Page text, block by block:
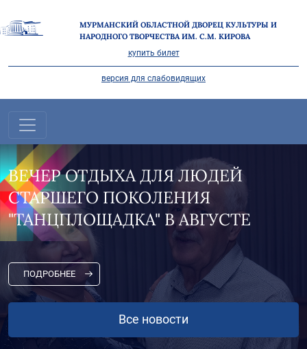
МУРМАНСКИЙ ОБЛАСТНОЙ ДВОРЕЦ КУЛЬТУРЫ И
НАРОДНОГО ТВОРЧЕСТВА ИМ. С.М. КИРОВА
купить билет
версия для слабовидящих
"НА СЕВЕРЕ ЛЕТО" В САМОМ
РАЗГАРЕ!
ПОДРОБНЕЕ
Все новости